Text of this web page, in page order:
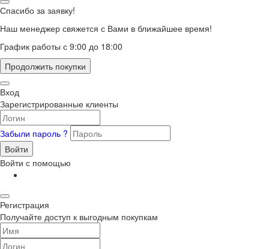
Спасибо за заявку!
Наш менеджер свяжется с Вами в ближайшее время!
График работы с 9:00 до 18:00
Продолжить покупки
Вход
Зарегистрированные клиенты
Забыли пароль ?
Войти
Войти с помощью
Регистрация
Получайте доступ к выгодным покупкам